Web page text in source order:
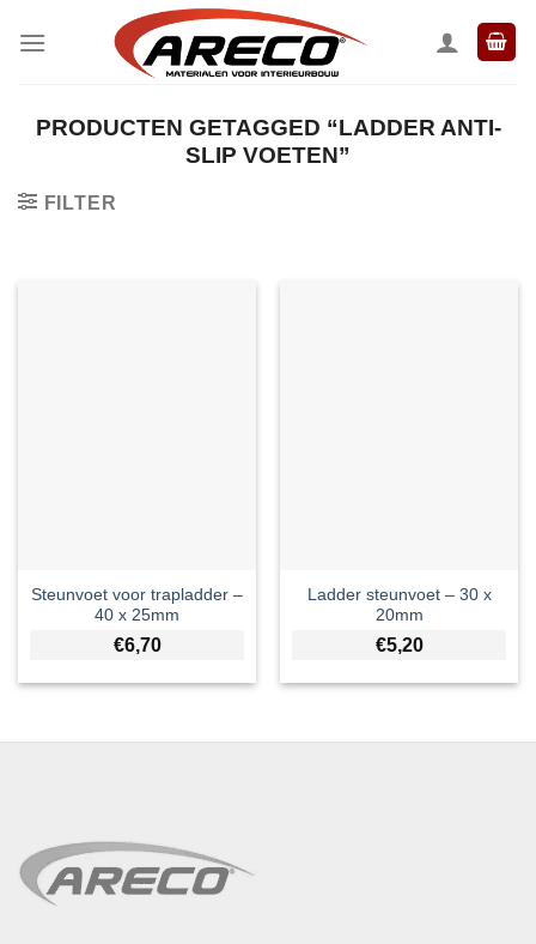
naar
PRODUCTEN GETAGGED “LADDER ANTI-
SLIP VOETEN”
FILTER
Steunvoet voor trapladder –
40 x 25mm
€6,70
Ladder steunvoet – 30 x
20mm
€5,20